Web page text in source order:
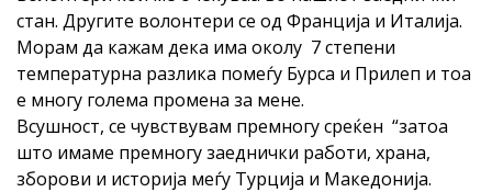
стан. Другите волонтери се од Франција и Италија.
Морам да кажам дека има околу 7 степени
температурна разлика помеѓу Бурса и Прилеп и тоа
е многу голема промена за мене.
Всушност, се чувствувам премногу среќен “затоа
што имаме премногу заеднички работи, храна,
зборови и историја меѓу Турција и Македонија.